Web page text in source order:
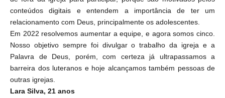
conteúdos digitais e entendem a importância de ter um
relacionamento com Deus, principalmente os adolescentes.
Em 2022 resolvemos aumentar a equipe, e agora somos cinco.
Nosso objetivo sempre foi divulgar o trabalho da igreja e a
Palavra de Deus, porém, com certeza já ultrapassamos a
barreira dos luteranos e hoje alcançamos também pessoas de
outras igrejas.
Lara Silva, 21 anos